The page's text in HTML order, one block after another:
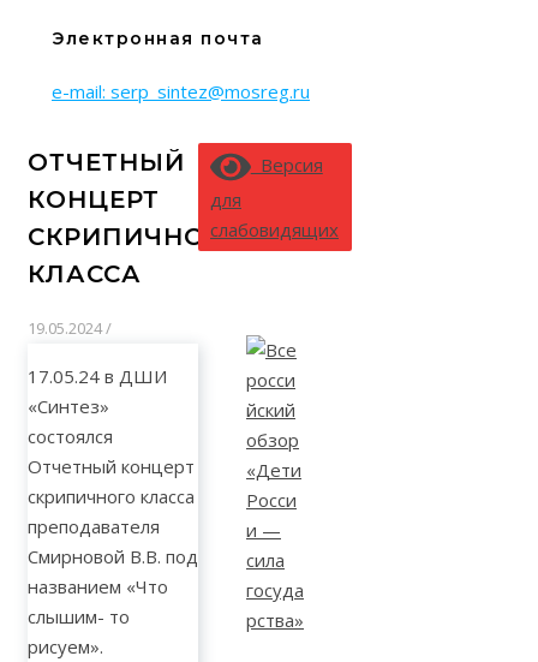
Электронная почта
e-mail: serp_sintez@mosreg.ru
ОТЧЕТНЫЙ
КОНЦЕРТ
СКРИПИЧНОГО
КЛАССА
19.05.2024/
17.05.24 в ДШИ
«Синтез»
состоялся
Отчетный концерт
скрипичного класса
преподавателя
Смирновой В.В. под
названием «Что
слышим- то
рисуем».
Версия
для
слабовидящих